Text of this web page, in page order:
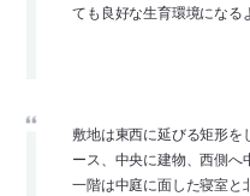
ても良好な生育環境になる
敷地は東西に延びる矩形を
ース、中央に建物、西側へ
一階は中庭に面した寝室と